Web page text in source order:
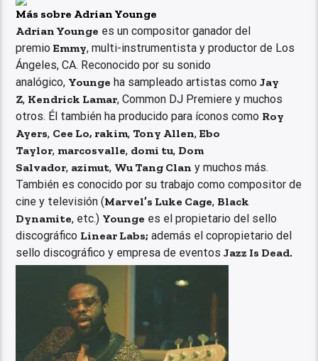
Más sobre Adrian Younge
Adrian Younge es un compositor ganador del
premio Emmy, multi-instrumentista y productor de Los
Ángeles, CA. Reconocido por su sonido
analógico, Younge ha sampleado artistas comoJay
Z, Kendrick Lamar, Common DJ Premiere y muchos
otros. Él también ha producido para íconos como Roy
Ayers, Cee Lo, rakim,Tony Allen, Ebo
Taylor, marcosvalle, domi tu, Dom
Salvador, azimut, Wu Tang Clan y muchos más.
También es conocido por su trabajo como compositor de
cine y televisión (Marvel’s Luke Cage, Black
Dynamite, etc.) Younge es el propietario del sello
discográfico Linear Labs; además el copropietario del
sello discográfico y empresa de eventosJazz Is Dead.